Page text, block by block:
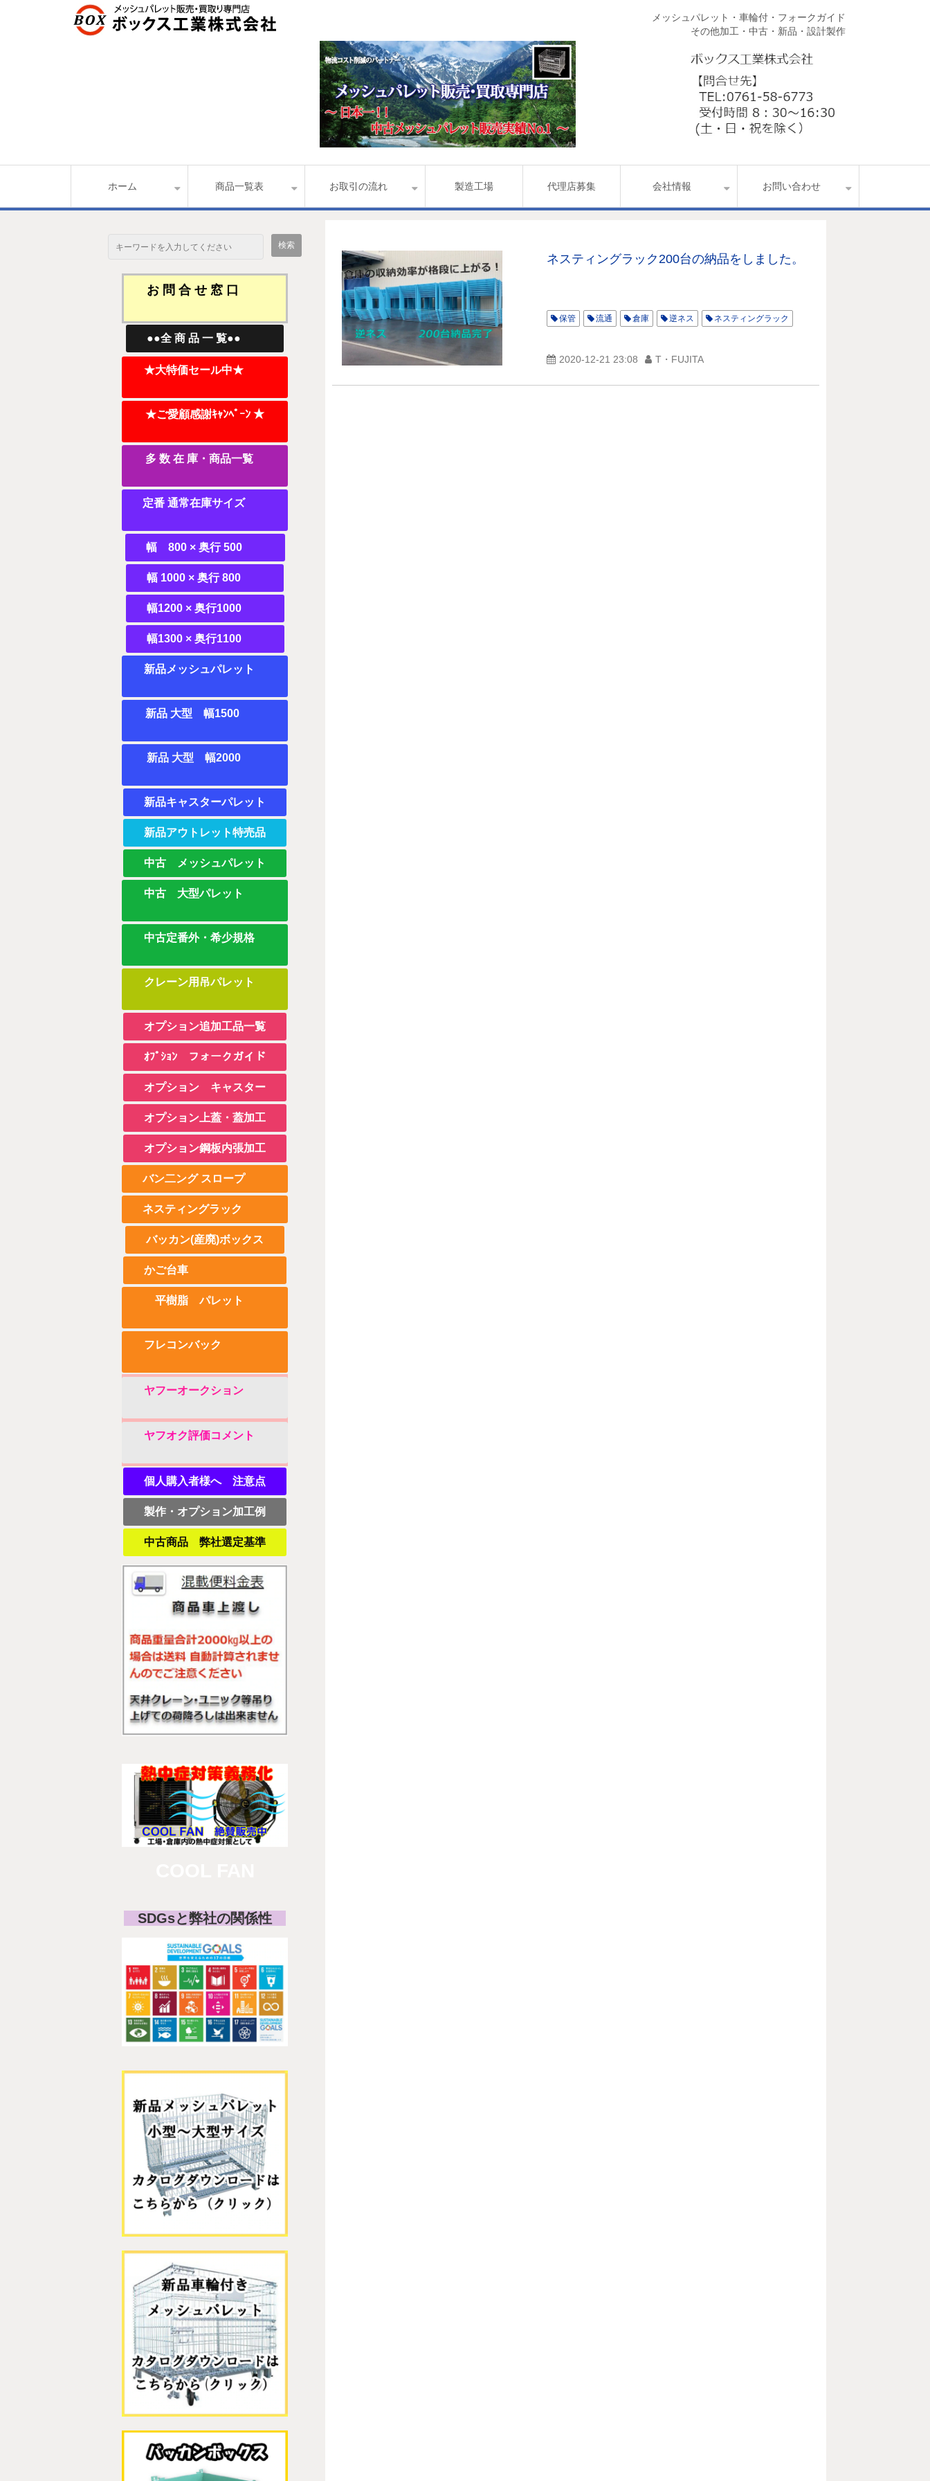
メッシュパレット・車輪付・フォークガイド
その他加工・中古・新品・設計製作
ホーム 商品一覧表 お取引の流れ 製造工場 代理店募集 会社情報 お問い合わせ
お 問 合 せ 窓 口
●●全 商 品 一 覧●●
★大特価セール中★
★ご愛顧感謝ｷｬﾝﾍﾟｰﾝ ★
多 数 在 庫・商品一覧
定番 通常在庫サイズ
幅 800 × 奥行 500
幅 1000 × 奥行 800
幅1200 × 奥行1000
幅1300 × 奥行1100
新品メッシュパレット
新品 大型 幅1500
新品 大型 幅2000
新品キャスターパレット
新品アウトレット特売品
中古 メッシュパレット
中古 大型パレット
中古定番外・希少規格
クレーン用吊パレット
オプション追加工品一覧
ｵﾌﾟｼｮﾝ フォークガイド
オプション キャスター
オプション上蓋・蓋加工
オプション鋼板内張加工
バン二ング スロープ
ネスティングラック
バッカン(産廃)ボックス
かご台車
平樹脂 パレット
フレコンバック
ヤフーオークション
ヤフオク評価コメント
個人購入者様へ 注意点
製作・オプション加工例
中古商品 弊社選定基準
SDGsと弊社の関係性
ネスティングラック200台の納品をしました。
保管 流通 倉庫 逆ネス ネスティングラック
2020-12-21 23:08 T・FUJITA